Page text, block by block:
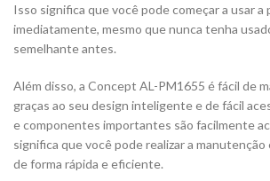
Isso significa que você pode começar a usar a
imediatamente, mesmo que nunca tenha
semelhante antes.
Além disso, a Concept AL-PM1655 é fácil de
graças ao seu design inteligente e de fácil
e componentes importantes são facilmente
significa que você pode realizar a manutenção
de forma rápida e eficiente.